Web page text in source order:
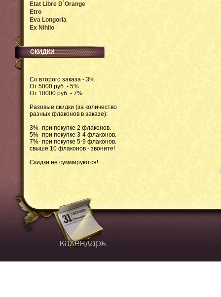
Etat Libre D`Orange
Etro
Eva Longoria
Ex Nihilo
СКИДКИ
Со второго заказа - 3%
От 5000 руб. - 5%
От 10000 руб. - 7%
Разовые скидки (за количество
разных флаконов в заказе):
3%- при покупке 2 флаконов.
5%- при покупке 3-4 флаконов.
7%- при покупке 5-9 флаконов.
свыше 10 флаконов - звоните!
Скидки не суммируются!